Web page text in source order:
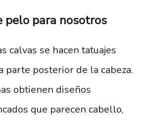
pelo para nosotros
calvas se hacen tatuajes
parte posterior de la cabeza.
obtienen diseños
que parecen cabello,